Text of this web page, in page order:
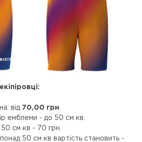
від 70,00 грн
емблеми - до 50 см кв.
50 см кв - 70 грн.
понад 50 см кв вартість становить -